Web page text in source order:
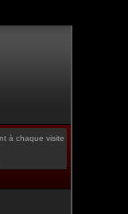
à chaque visite